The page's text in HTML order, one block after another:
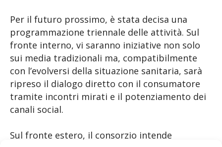
Per il futuro prossimo, è stata decisa una
programmazione triennale delle attività. Sul
fronte interno, vi saranno iniziative non solo
sui media tradizionali ma, compatibilmente
con l’evolversi della situazione sanitaria, sarà
ripreso il dialogo diretto con il consumatore
tramite incontri mirati e il potenziamento dei
canali social.
Sul fronte estero, il consorzio intende